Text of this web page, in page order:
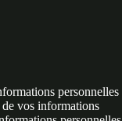
personnelles
vos informations